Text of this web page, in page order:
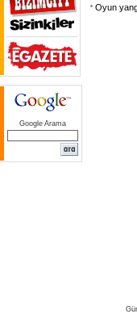
Google Arama
Oyun